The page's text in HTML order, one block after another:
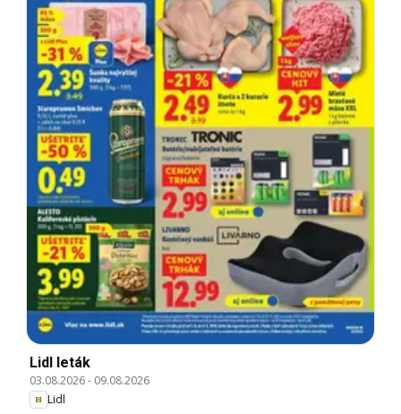
Lidl leták
03.08.2026- 09.08.2026
Lidl